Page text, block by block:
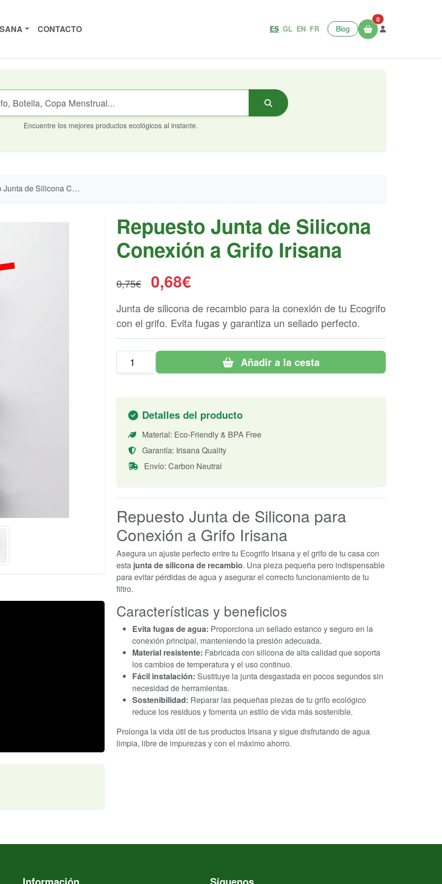
CONTACTO ES GL EN FR Blog
0
Encuentre los mejores productos ecológicos al instante.
Silicona Conexión a Grifo Irisana
Repuesto Junta de Silicona
Conexión a Grifo Irisana
0,75€ 0,68€
Junta de silicona de recambio para la conexión de tu Ecogrifo
con el grifo. Evita fugas y garantiza un sellado perfecto.
Añadir a la cesta
Detalles del producto
Material: Eco-Friendly & BPA Free
Garantía: Irisana Quality
Envío: Carbon Neutral
Repuesto Junta de Silicona para
Conexión a Grifo Irisana
Asegura un ajuste perfecto entre tu Ecogrifo Irisana y el grifo de tu casa con
esta junta de silicona de recambio. Una pieza pequeña pero indispensable
para evitar pérdidas de agua y asegurar el correcto funcionamiento de tu
filtro.
Características y beneficios
Evita fugas de agua: Proporciona un sellado estanco y seguro en la
conexión principal, manteniendo la presión adecuada.
Material resistente: Fabricada con silicona de alta calidad que soporta
los cambios de temperatura y el uso continuo.
Fácil instalación: Sustituye la junta desgastada en pocos segundos sin
necesidad de herramientas.
Sostenibilidad: Reparar las pequeñas piezas de tu grifo ecológico
reduce los residuos y fomenta un estilo de vida más sostenible.
Prolonga la vida útil de tus productos Irisana y sigue disfrutando de agua
limpia, libre de impurezas y con el máximo ahorro.